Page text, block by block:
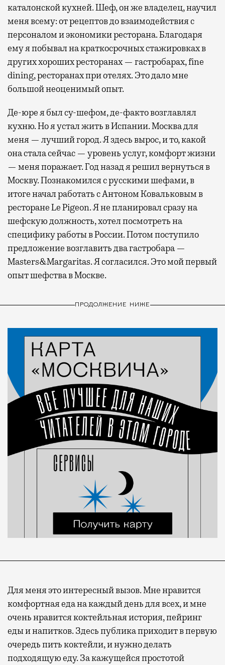
каталонской кухней. Шеф, он же владелец, научил
меня всему: от рецептов до взаимодействия с
персоналом и экономики ресторана. Благодаря
ему я побывал на краткосрочных стажировках в
других хороших ресторанах — гастробарах, fine
dining, ресторанах при отелях. Это дало мне
большой неоценимый опыт.
Де-юре я был су-шефом, де-факто возглавлял
кухню. Но я устал жить в Испании. Москва для
меня — лучший город. Я здесь вырос, и то, какой
она стала сейчас — уровень услуг, комфорт жизни
— меня поражает. Год назад я решил вернуться в
Москву. Познакомился с русскими шефами, в
итоге начал работать с Антоном Ковальковым в
ресторане Le Pigeon. Я не планировал сразу на
шефскую должность, хотел посмотреть на
специфику работы в России. Потом поступило
предложение возглавить два гастробара —
Masters&Margaritas. Я согласился. Это мой первый
опыт шефства в Москве.
ПРОДОЛЖЕНИЕ НИЖЕ
Для меня это интересный вызов. Мне нравится
комфортная еда на каждый день для всех, и мне
очень нравится коктейльная история, пейринг
еды и напитков. Здесь публика приходит в первую
очередь пить коктейли, и нужно делать
подходящую еду. За кажущейся простотой